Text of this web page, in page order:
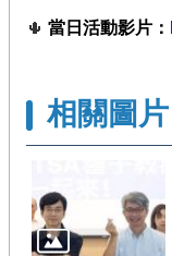
地
計
徵
件
🌵 當日活動影片：
相關圖片